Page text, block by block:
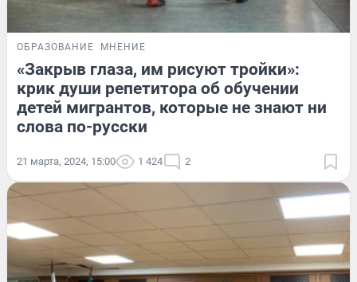
ОБРАЗОВАНИЕ МНЕНИЕ
«Закрыв глаза, им рисуют тройки»:
крик души репетитора об обучении
детей мигрантов, которые не знают ни
слова по-русски
21 марта, 2024, 15:00 1 424 2